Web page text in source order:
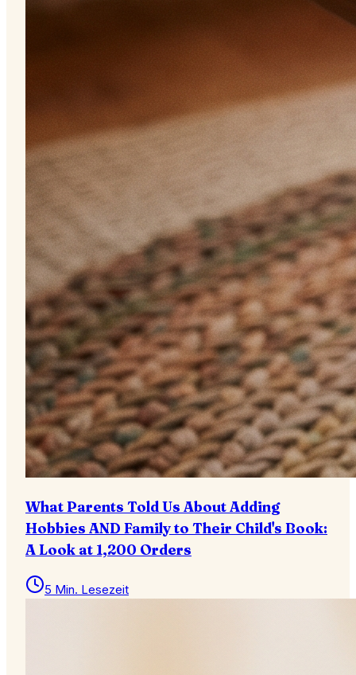
What Parents Told Us About Adding
Hobbies AND Family to Their Child's Book:
A Look at 1,200 Orders
5 Min. Lesezeit